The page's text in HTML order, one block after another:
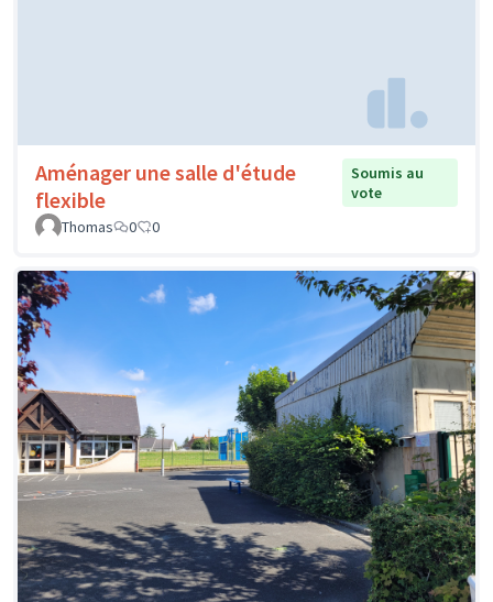
Aménager une salle d'étude
flexible
Soumis au
vote
Thomas
0 0